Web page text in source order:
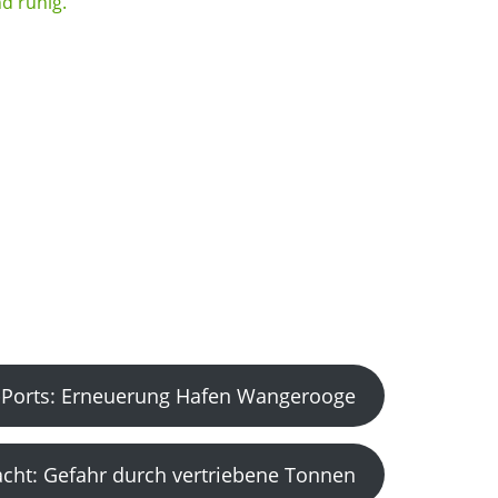
Erneuerung Hafen Wangerooge
Gefahr durch vertriebene Tonnen